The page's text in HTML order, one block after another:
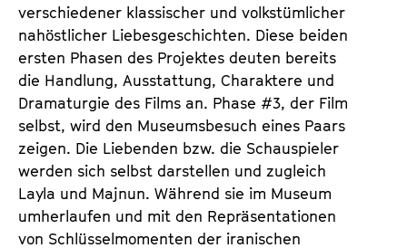
verschiedener klassischer und volkstümlicher
nahöstlicher Liebesgeschichten. Diese beiden
ersten Phasen des Projektes deuten bereits
die Handlung, Ausstattung, Charaktere und
Dramaturgie des Films an. Phase #3, der Film
selbst, wird den Museumsbesuch eines Paars
zeigen. Die Liebenden bzw. die Schauspieler
werden sich selbst darstellen und zugleich
Layla und Majnun. Während sie im Museum
umherlaufen und mit den Repräsentationen
von Schlüsselmomenten der iranischen